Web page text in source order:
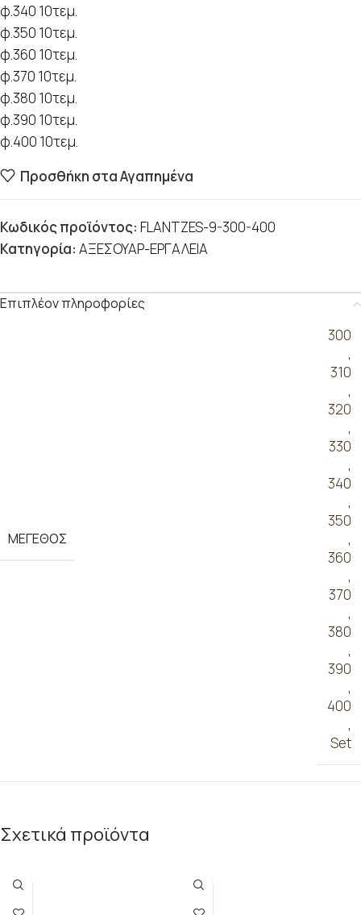
φ.340 10τεμ.
φ.350 10τεμ.
φ.360 10τεμ.
φ.370 10τεμ.
φ.380 10τεμ.
φ.390 10τεμ.
φ.400 10τεμ.
Προσθήκη στα Αγαπημένα
Κωδικός προϊόντος: FLANTZES-9-300-400
Κατηγορία: ΑΞΕΣΟΥΑΡ-ΕΡΓΑΛΕΙΑ
Επιπλέον πληροφορίες
ΜΕΓΕΘΟΣ
300
,
310
,
320
,
330
,
340
,
350
,
360
,
370
,
380
,
390
,
400
,
Set
Σχετικά προϊόντα